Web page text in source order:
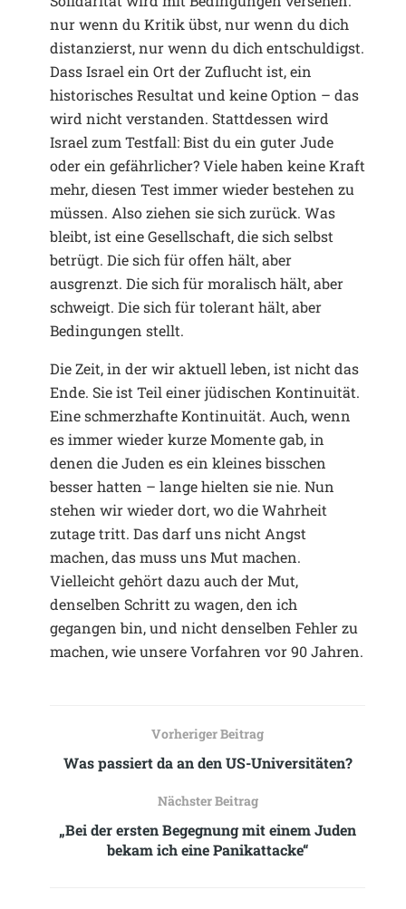
nur wenn du Kritik übst, nur wenn du dich
distanzierst, nur wenn du dich entschuldigst.
Dass Israel ein Ort der Zuflucht ist, ein
historisches Resultat und keine Option – das
wird nicht verstanden. Stattdessen wird
Israel zum Testfall: Bist du ein guter Jude
oder ein gefährlicher? Viele haben keine Kraft
mehr, diesen Test immer wieder bestehen zu
müssen. Also ziehen sie sich zurück. Was
bleibt, ist eine Gesellschaft, die sich selbst
betrügt. Die sich für offen hält, aber
ausgrenzt. Die sich für moralisch hält, aber
schweigt. Die sich für tolerant hält, aber
Bedingungen stellt.
Die Zeit, in der wir aktuell leben, ist nicht das
Ende. Sie ist Teil einer jüdischen Kontinuität.
Eine schmerzhafte Kontinuität. Auch, wenn
es immer wieder kurze Momente gab, in
denen die Juden es ein kleines bisschen
besser hatten – lange hielten sie nie. Nun
stehen wir wieder dort, wo die Wahrheit
zutage tritt. Das darf uns nicht Angst
machen, das muss uns Mut machen.
Vielleicht gehört dazu auch der Mut,
denselben Schritt zu wagen, den ich
gegangen bin, und nicht denselben Fehler zu
machen, wie unsere Vorfahren vor 90 Jahren.
Vorheriger Beitrag
Was passiert da an den US-Universitäten?
Nächster Beitrag
„Bei der ersten Begegnung mit einem Juden
bekam ich eine Panikattacke“